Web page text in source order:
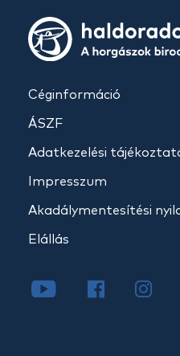
Céginformáció
ÁSZF
Adatkezelési
Impresszum
Akadálymentesítési
Elállás